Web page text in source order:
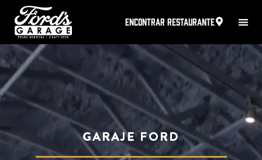
ENCONTRAR RESTAURANTE
GARAJE FORD